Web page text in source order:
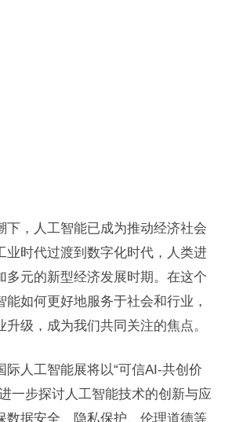
下，人工智能已成为推动经济社会
业时代过渡到数字化时代，人类进
多元的新型经济发展时期。在这个
能如何更好地服务于社会和行业，
级，成为我们共同关注的焦点。
际人工智能展将以“可信AI-共创价
一步探讨人工智能技术的创新与应
数据安全、隐私保护、伦理道德等